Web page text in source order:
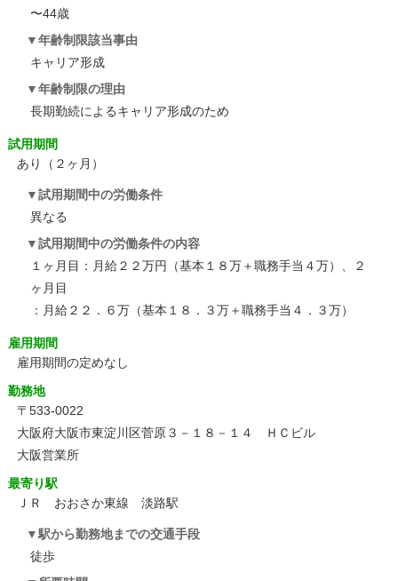
〜44歳
年齢制限該当事由
キャリア形成
年齢制限の理由
長期勤続によるキャリア形成のため
試用期間
あり（２ヶ月）
試用期間中の労働条件
異なる
試用期間中の労働条件の内容
１ヶ月目：月給２２万円（基本１８万＋職務手当４万）、２
ヶ月目
：月給２２．６万（基本１８．３万＋職務手当４．３万）
雇用期間
雇用期間の定めなし
勤務地
〒533-0022
大阪府大阪市東淀川区菅原３－１８－１４ ＨＣビル
大阪営業所
最寄り駅
ＪＲ おおさか東線 淡路駅
駅から勤務地までの交通手段
徒歩